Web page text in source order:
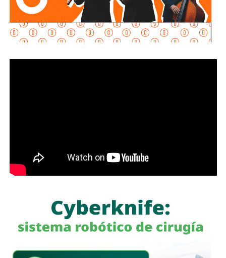
Eldirector del FBIsostuvo que se trata de acuerdos
selectivos y limitados, dirigidos exclusivamente a ciertos
tipos de delitos transnacionales,particularmente
aquellos que afectan a ciudadanos estadounidenses.
Las nuevas alianzas representan un cambio
relación tradicional del FBIcon estos países y han
generado preocupaciones dentro de sectores de la
De acuerdo conReuters, algunos funcionarios consideran
que el intercambio de información con gobiernos
considerados adversarios estratégicos podría implicar